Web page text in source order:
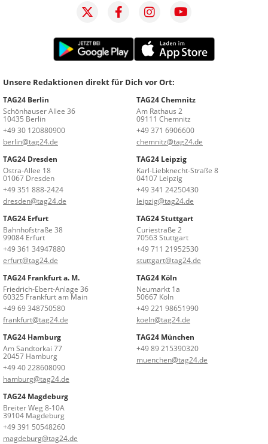
Unsere Redaktionen direkt für Dich vor Ort:
TAG24 Berlin
Schönhauser Allee 36
10435 Berlin
+49 30 120880900
berlin@tag24.de
TAG24 Chemnitz
Am Rathaus 2
09111 Chemnitz
+49 371 6906600
chemnitz@tag24.de
TAG24 Dresden
Ostra-Allee 18
01067 Dresden
+49 351 888-2424
dresden@tag24.de
TAG24 Leipzig
Karl-Liebknecht-Straße 8
04107 Leipzig
+49 341 24250430
leipzig@tag24.de
TAG24 Erfurt
Bahnhofstraße 38
99084 Erfurt
+49 361 34947880
erfurt@tag24.de
TAG24 Stuttgart
Curiestraße 2
70563 Stuttgart
+49 711 21952530
stuttgart@tag24.de
TAG24 Frankfurt a. M.
Friedrich-Ebert-Anlage 36
60325 Frankfurt am Main
+49 69 348750580
frankfurt@tag24.de
TAG24 Köln
Neumarkt 1a
50667 Köln
+49 221 98651990
koeln@tag24.de
TAG24 Hamburg
Am Sandtorkai 77
20457 Hamburg
+49 40 228608090
hamburg@tag24.de
TAG24 München
+49 89 215390320
muenchen@tag24.de
TAG24 Magdeburg
Breiter Weg 8-10A
39104 Magdeburg
+49 391 50548260
magdeburg@tag24.de